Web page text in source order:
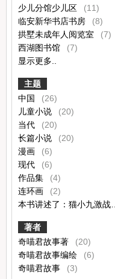
少儿分馆少儿区
(11)
临安新华书店书房
(8)
拱墅未成年人阅览室
(7)
西湖图书馆
(7)
显示更多..
主题
中国
(26)
儿童小说
(20)
当代
(20)
长篇小说
(20)
漫画
(6)
现代
(6)
作品集
(4)
连环画
(2)
本书讲述了：猫小九激战受伤坠落在黑雾城外，被棕熊族少年熊小诺所救。苏醒后，猫小九触发父亲残念知晓身世，又闯入黑魔怪巢穴救回小诺父亲，帮棕熊族解除灭族危机。为助小诺解开太阳之体的封印，猫小九携小诺前往中州郡寻找太阳神石，开启新征程。
著者
奇喵君故事著
(20)
奇喵君故事编绘
(6)
奇喵君故事
(3)